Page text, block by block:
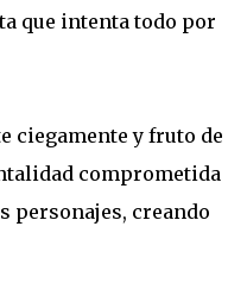
que intenta todo por
ciegamente y fruto de
comprometida
personajes, creando